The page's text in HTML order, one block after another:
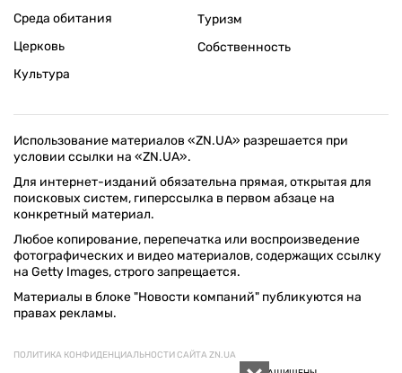
Среда обитания
Церковь
Культура
Туризм
Собственность
Использование материалов «ZN.UA» разрешается при
условии ссылки на «ZN.UA».
Для интернет-изданий обязательна прямая, открытая для
поисковых систем, гиперссылка в первом абзаце на
конкретный материал.
Любое копирование, перепечатка или воспроизведение
фотографических и видео материалов, содержащих ссылку
на Getty Images, строго запрещается.
Материалы в блоке "Новости компаний" публикуются на
правах рекламы.
ПОЛИТИКА КОНФИДЕНЦИАЛЬНОСТИ САЙТА ZN.UA